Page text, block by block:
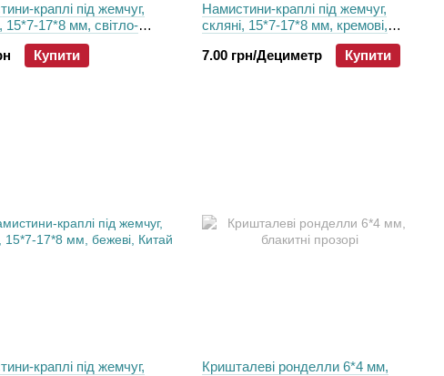
краплі пiд жемчуг,
15*7-17*8 мм, світло-
Китай
Купити
Намистини-краплі пiд жемчуг,
скляні, 15*7-17*8 мм, кремові,
7.00 грн/Дециметр
Купити
краплі пiд жемчуг,
Кришталеві ронделли 6*4 мм,